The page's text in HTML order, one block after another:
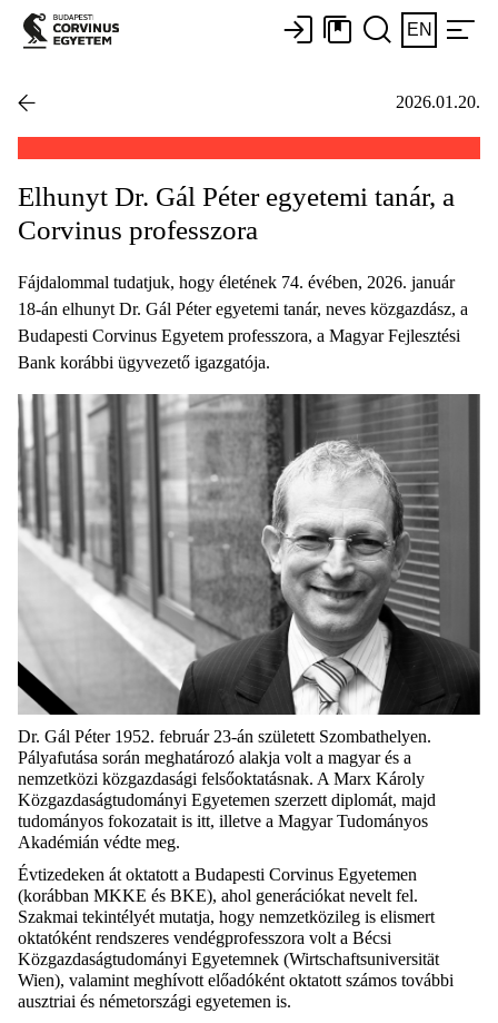
EN
2026.01.20.
Elhunyt Dr. Gál Péter egyetemi tanár, a
Corvinus professzora
Fájdalommal tudatjuk, hogy életének 74. évében, 2026. január
18-án elhunyt Dr. Gál Péter egyetemi tanár, neves közgazdász, a
Budapesti Corvinus Egyetem professzora, a Magyar Fejlesztési
Bank korábbi ügyvezető igazgatója.
Dr. Gál Péter 1952. február 23-án született Szombathelyen.
Pályafutása során meghatározó alakja volt a magyar és a
nemzetközi közgazdasági felsőoktatásnak. A Marx Károly
Közgazdaságtudományi Egyetemen szerzett diplomát, majd
tudományos fokozatait is itt, illetve a Magyar Tudományos
Akadémián védte meg.
Évtizedeken át oktatott a Budapesti Corvinus Egyetemen
(korábban MKKE és BKE), ahol generációkat nevelt fel.
Szakmai tekintélyét mutatja, hogy nemzetközileg is elismert
oktatóként rendszeres vendégprofesszora volt a Bécsi
Közgazdaságtudományi Egyetemnek (Wirtschaftsuniversität
Wien), valamint meghívott előadóként oktatott számos további
ausztriai és németországi egyetemen is.